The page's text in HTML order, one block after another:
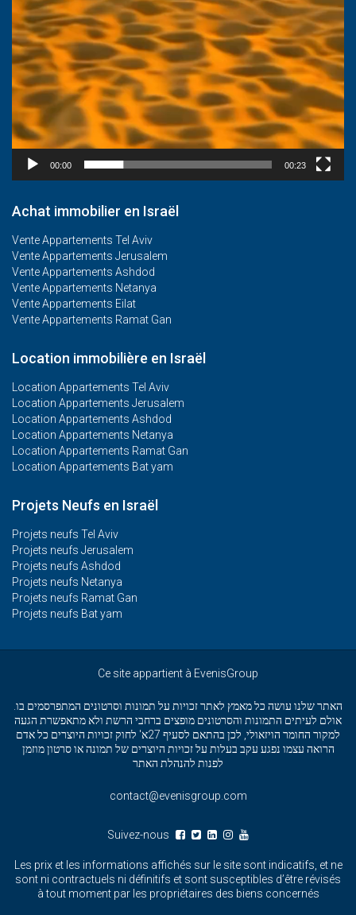
00:00 00:23
Achat immobilier en Israël
Vente Appartements Tel Aviv
Vente Appartements Jerusalem
Vente Appartements Ashdod
Vente Appartements Netanya
Vente Appartements Eilat
Vente Appartements Ramat Gan
Location immobilière en Israël
Location Appartements Tel Aviv
Location Appartements Jerusalem
Location Appartements Ashdod
Location Appartements Netanya
Location Appartements Ramat Gan
Location Appartements Bat yam
Projets Neufs en Israël
Projets neufs Tel Aviv
Projets neufs Jerusalem
Projets neufs Ashdod
Projets neufs Netanya
Projets neufs Ramat Gan
Projets neufs Bat yam
Ce site appartient à EvenisGroup
האתר שלנו עושה כל מאמץ לאתר זכויות על תמונות וסרטונים המתפרסמים בו.
אולם לעיתים התמונות והסרטונים מופצים ברחבי הרשת ולא מתאפשרת הגעה
למקור החומר הויזאולי, לכן בהתאם לסעיף 27א' לחוק זכויות היוצרים כל אדם
הרואה עצמו נפגע עקב בעלות על זכויות היוצרים של תמונה או סרטון מוזמן
לפנות להנהלת האתר
contact@evenisgroup.com
Suivez-nous
Les prix et les informations affichés sur le site sont indicatifs, et ne
sont ni contractuels ni définitifs et sont susceptibles d’être révisés
à tout moment par les propriétaires des biens concernés